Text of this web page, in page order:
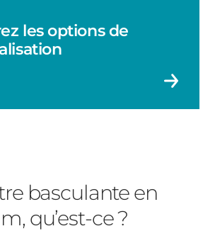
les options de
basculante en
qu’est-ce ?